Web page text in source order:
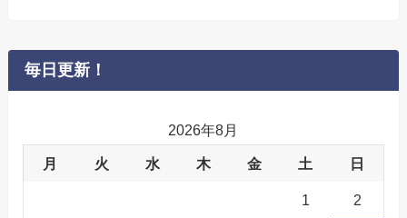
毎日更新！
2026年8月
月 火 水 木 金 土 日
1 2